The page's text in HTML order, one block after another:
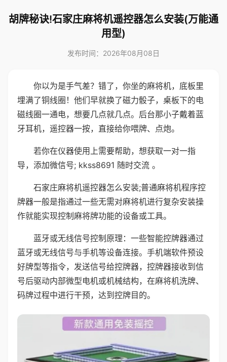
胡牌秘诀!石家庄麻将机遥控器怎么安装(万能通
用型)
发布时间：2026年08月08日
你以为是手气差？错了，你坐的麻将机，底板里
埋满了铜线圈！他们早就换了磁力骰子，桌板下的电
磁线圈一通电，想要几点就几点。后台那小子戴着蓝
牙耳机，遥控器一按，直接给你喂牌、点炮。
若你在仪器使用上需要帮助，想获取一对一指
导，添加微信号; kkss8691 随时交流 。
石家庄麻将机遥控器怎么安装;普通麻将机程序控
牌器一般是指通过一些无需对麻将机进行复杂安装操
作就能实现控制麻将牌功能的设备或工具。
蓝牙或无线信号控制原理：一些智能控牌器通过
蓝牙或无线信号与手机等设备连接。手机端软件预设
好牌型等指令，发送信号给控牌器，控牌器接收到信
号后驱动内部微型电机或机械结构，在麻将机洗牌、
码牌过程中进行干预，达到控牌目的。